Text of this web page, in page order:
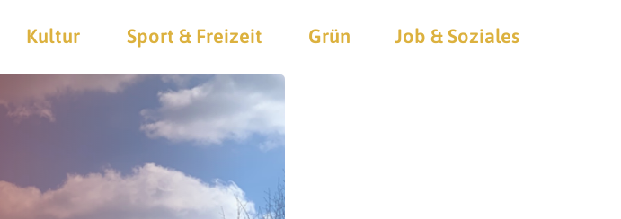
Kultur Sport & Freizeit Grün Job & Soziales